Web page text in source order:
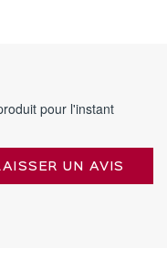
pour l'instant
UN AVIS